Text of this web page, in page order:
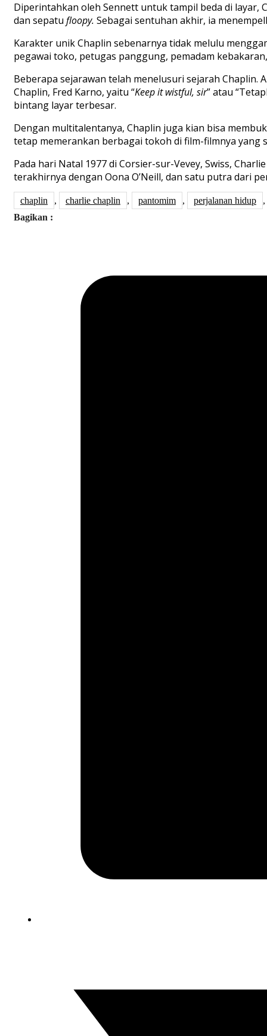
Diperintahkan oleh Sennett untuk tampil beda di layar,
dan sepatu floopy. Sebagai sentuhan akhir, ia
Karakter unik Chaplin sebenarnya tidak melulu
pegawai toko, petugas panggung, pemadam
Beberapa sejarawan telah menelusuri sejarah
Chaplin, Fred Karno, yaitu “Keep it wistful, sir” atau
bintang layar terbesar.
Dengan multitalentanya, Chaplin juga kian bisa
tetap memerankan berbagai tokoh di film-filmnya yang
Pada hari Natal 1977 di Corsier-sur-Vevey, Swiss,
terakhirnya dengan Oona O’Neill, dan satu putra dari
chaplin , charlie chaplin , pantomim , perjalanan hidup
,
Bagikan :